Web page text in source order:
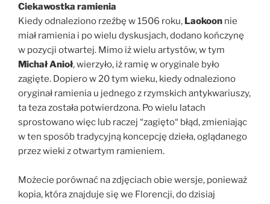
Ciekawostka ramienia
Kiedy odnaleziono rzeźbę w 1506 roku, Laokoon nie
miał ramienia i po wielu dyskusjach, dodano kończynę
w pozycji otwartej. Mimo iż wielu artystów, w tym
Michał Anioł, wierzyło, iż ramię w oryginale było
zagięte. Dopiero w 20 tym wieku, kiedy odnaleziono
oryginał ramienia u jednego z rzymskich antykwariuszy,
ta teza została potwierdzona. Po wielu latach
sprostowano więc lub raczej “zagięto“ błąd, zmieniając
w ten sposób tradycyjną koncepcję dzieła, oglądanego
przez wieki z otwartym ramieniem.
Możecie porównać na zdjęciach obie wersje, ponieważ
kopia, która znajduje się we Florencji, do dzisiaj